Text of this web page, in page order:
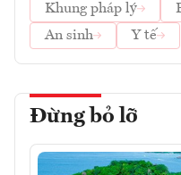
Khung pháp lý
An sinh
Y tế
Đừng bỏ lỡ